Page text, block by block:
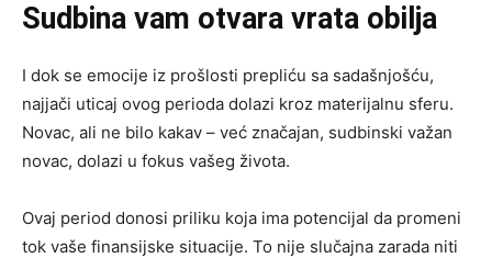
Sudbina vam otvara vrata obilja
I dok se emocije iz prošlosti prepliću sa sadašnjošću,
najjači uticaj ovog perioda dolazi kroz materijalnu sferu.
Novac, ali ne bilo kakav – već značajan, sudbinski važan
novac, dolazi u fokus vašeg života.
Ovaj period donosi priliku koja ima potencijal da promeni
tok vaše finansijske situacije. To nije slučajna zarada niti